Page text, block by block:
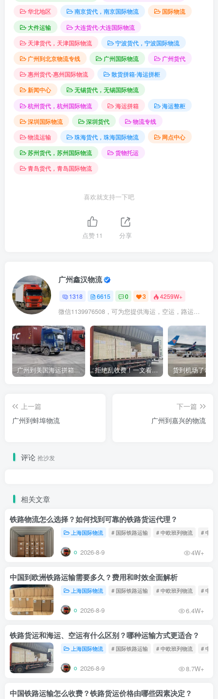
华北地区 南京货代，南京国际物流
国际物流
大件运输
大连货代-大连国际物流
天津货代，天津国际物流
宁波货代，宁波国际物流
广州到北京物流专线
广州国际物流
广州货代
惠州货代-惠州国际物流
散货拼箱-海运拼柜
新闻中心
无锡货代，无锡国际物流
杭州货代，杭州国际物流
海运拼箱
海运整柜
深圳国际物流
深圳货代
物流专线
物流运输
珠海货代，珠海国际物流
网点中心
苏州货代，苏州国际物流
货物托运
青岛货代，青岛国际物流
喜欢就支持一下吧
点赞11 分享
广州鑫汉物流
1318 6615 0 3 4259W+
微信1139976508，可为您提供海运，空运，路运，铁路运输
广州到美国海运拼箱多少钱？2024年最新运费构成+隐藏费用避坑指南 拒绝乱收费！一文看懂中国货代计费套路，教你避开所有隐形坑
上一篇
广州到蚌埠物流
下一篇
广州到嘉兴的物流
评论 抢沙发
相关文章
铁路物流怎么选择？如何找到可靠的铁路货运代理？
上海国际物流 # 国际铁路运输 # 中欧班列物流 # 中欧
2026-8-9 4W+
中国到欧洲铁路运输需要多久？费用和时效全面解析
上海国际物流 # 国际铁路运输 # 中欧班列物流 # 中欧
2026-8-9 6.4W+
铁路货运和海运、空运有什么区别？哪种运输方式更适合？
上海国际物流 # 国际铁路运输 # 中欧班列物流 # 中欧
2026-8-9 8.7W+
中国铁路运输怎么收费？铁路货运价格由哪些因素决定？